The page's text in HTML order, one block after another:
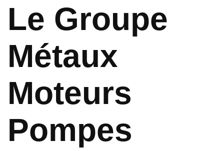
Le Groupe
Métaux
Moteurs
Pompes